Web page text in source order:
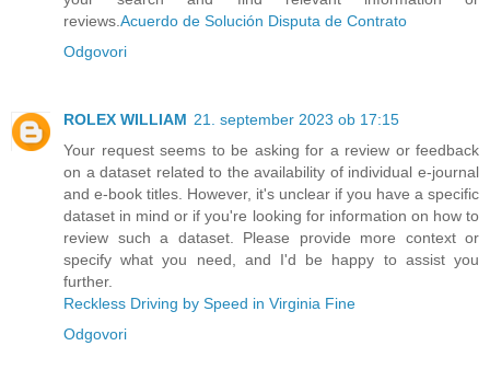
reviews.Acuerdo de Solución Disputa de Contrato
Odgovori
ROLEX WILLIAM 21. september 2023 ob 17:15
Your request seems to be asking for a review or feedback
on a dataset related to the availability of individual e-journal
and e-book titles. However, it's unclear if you have a specific
dataset in mind or if you're looking for information on how to
review such a dataset. Please provide more context or
specify what you need, and I'd be happy to assist you
further.
Reckless Driving by Speed in Virginia Fine
Odgovori